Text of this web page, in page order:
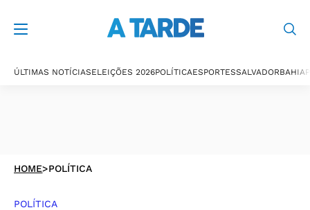
ÚLTIMAS NOTÍCIASELEIÇÕES 2026POLÍTICAESPORTESSALVADORBAHIA
HOME>POLÍTICA
POLÍTICA